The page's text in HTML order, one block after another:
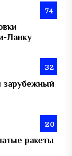
74
Ланку
32
зарубежный
20
ракеты